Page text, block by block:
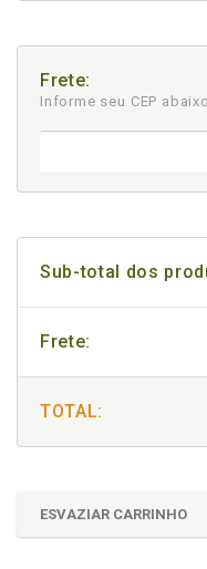
Frete:
Informe seu CEP
Sub-total dos
Frete:
TOTAL:
ESVAZIAR CARRINHO